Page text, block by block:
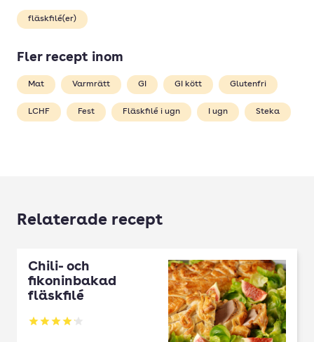
fläskfilé(er)
Fler recept inom
Mat Varmrätt GI GI kött Glutenfri
LCHF Fest Fläskfilé i ugn I ugn Steka
Relaterade recept
Chili- och
fikoninbakad
fläskfilé
Betyg: 4.09 av 5